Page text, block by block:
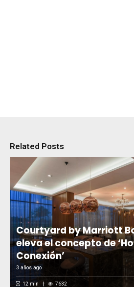
Related Posts
Courtyard by Marriott
eleva el concepto de
Conexión’
3 años ago
12 min 7632